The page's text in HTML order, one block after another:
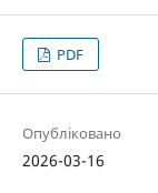
PDF
Опубліковано
2026-03-16